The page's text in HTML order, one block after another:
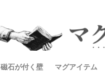
磁石が付く壁 マグアイテム